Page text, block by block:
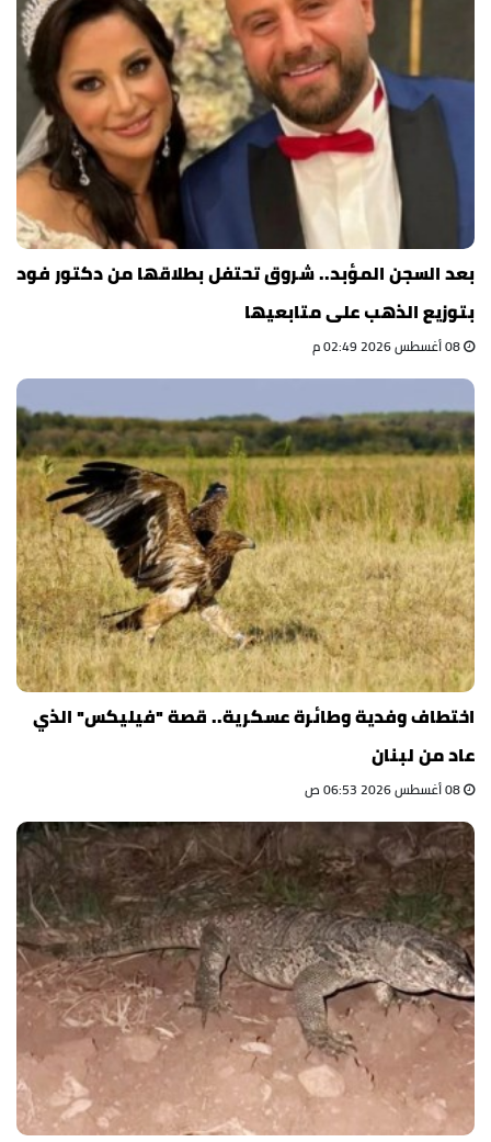
بعد السجن المؤبد.. شروق تحتفل بطلاقها من دكتور فود
بتوزيع الذهب على متابعيها
اختطاف وفدية وطائرة عسكرية.. قصة "فيليكس" الذي
عاد من لبنان